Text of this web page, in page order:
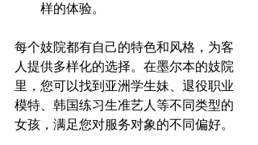
样的体验。
每个妓院都有自己的特色和风格，为客
人提供多样化的选择。在墨尔本的妓院
里，您可以找到亚洲学生妹、退役职业
模特、韩国练习生准艺人等不同类型的
女孩，满足您对服务对象的不同偏好。